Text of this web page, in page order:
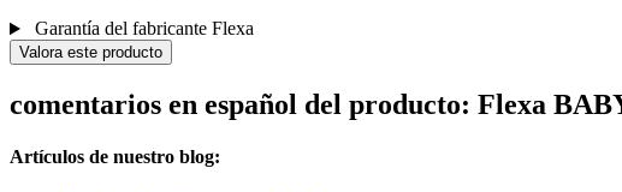
Garantía del fabricante Flexa
Valora este producto
comentarios en español del producto: Flexa
Artículos de nuestro blog: